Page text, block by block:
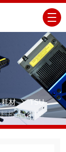
材
TSU
桥式TKR型